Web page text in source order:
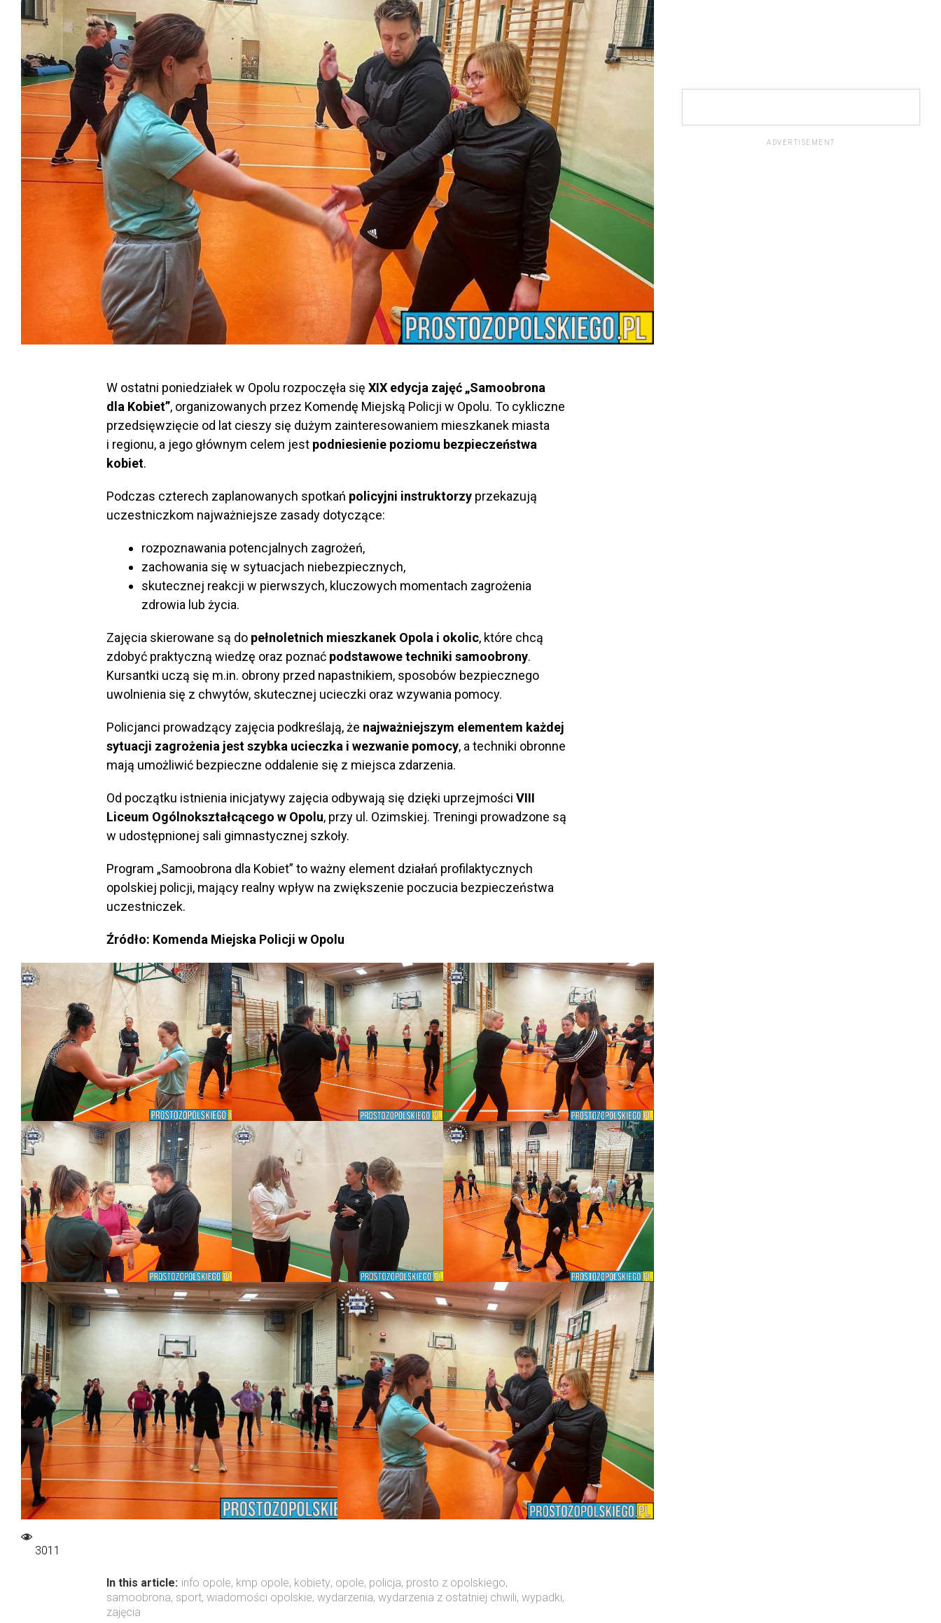
W ostatni poniedziałek w Opolu rozpoczęła się XIX edycja zajęć „Samoobrona
dla Kobiet”, organizowanych przez Komendę Miejską Policji w Opolu. To cykliczne
przedsięwzięcie od lat cieszy się dużym zainteresowaniem mieszkanek miasta
i regionu, a jego głównym celem jest podniesienie poziomu bezpieczeństwa
kobiet.
Podczas czterech zaplanowanych spotkań policyjni instruktorzy przekazują
uczestniczkom najważniejsze zasady dotyczące:
rozpoznawania potencjalnych zagrożeń,
zachowania się w sytuacjach niebezpiecznych,
skutecznej reakcji w pierwszych, kluczowych momentach zagrożenia
zdrowia lub życia.
Zajęcia skierowane są do pełnoletnich mieszkanek Opola i okolic, które chcą
zdobyć praktyczną wiedzę oraz poznać podstawowe techniki samoobrony.
Kursantki uczą się m.in. obrony przed napastnikiem, sposobów bezpiecznego
uwolnienia się z chwytów, skutecznej ucieczki oraz wzywania pomocy.
Policjanci prowadzący zajęcia podkreślają, że najważniejszym elementem każdej
sytuacji zagrożenia jest szybka ucieczka i wezwanie pomocy, a techniki obronne
mają umożliwić bezpieczne oddalenie się z miejsca zdarzenia.
Od początku istnienia inicjatywy zajęcia odbywają się dzięki uprzejmości VIII
Liceum Ogólnokształcącego w Opolu, przy ul. Ozimskiej. Treningi prowadzone są
w udostępnionej sali gimnastycznej szkoły.
Program „Samoobrona dla Kobiet” to ważny element działań profilaktycznych
opolskiej policji, mający realny wpływ na zwiększenie poczucia bezpieczeństwa
uczestniczek.
Źródło: Komenda Miejska Policji w Opolu
3011
In this article: info opole, kmp opole, kobiety, opole, policja, prosto z opolskiego,
samoobrona, sport, wiadomości opolskie, wydarzenia, wydarzenia z ostatniej chwili, wypadki,
zajęcia
ADVERTISEMENT